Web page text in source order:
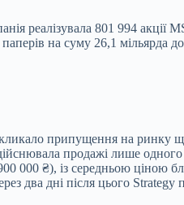
реалізувала 801 994 акції
на суму 26,1
припущення на
продажі лише
000 ₴), із середньою ціною
два дні після цього